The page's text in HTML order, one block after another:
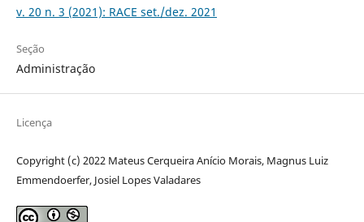
v. 20 n. 3 (2021): RACE set./dez. 2021
Seção
Administração
Licença
Copyright (c) 2022 Mateus Cerqueira Anício Morais, Magnus Luiz
Emmendoerfer, Josiel Lopes Valadares